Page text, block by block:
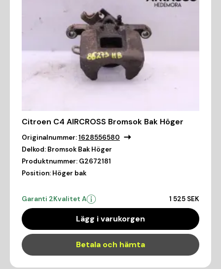
Citroen C4 AIRCROSS Bromsok Bak Höger
Originalnummer:1628556580
Delkod: Bromsok Bak Höger
Produktnummer: G2672181
Position: Höger bak
Garanti 2Kvalitet A 1 525 SEK
Lägg i varukorgen
Betala och hämta